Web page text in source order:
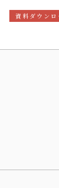
資料ダウンロ